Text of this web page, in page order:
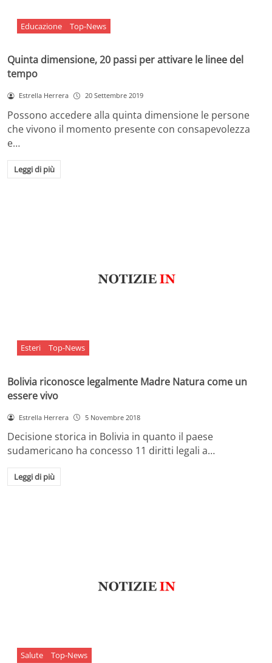
Educazione Top-News
Quinta dimensione, 20 passi per attivare le linee del
tempo
Estrella Herrera 20 Settembre 2019
Possono accedere alla quinta dimensione le persone
che vivono il momento presente con consapevolezza
e…
Leggi di più
Esteri Top-News
Bolivia riconosce legalmente Madre Natura come un
essere vivo
Estrella Herrera 5 Novembre 2018
Decisione storica in Bolivia in quanto il paese
sudamericano ha concesso 11 diritti legali a…
Leggi di più
Salute Top-News